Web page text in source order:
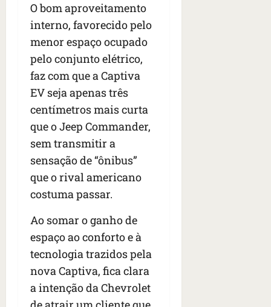
O bom aproveitamento
interno, favorecido pelo
menor espaço ocupado
pelo conjunto elétrico,
faz com que a Captiva
EV seja apenas três
centímetros mais curta
que o Jeep Commander,
sem transmitir a
sensação de “ônibus”
que o rival americano
costuma passar.
Ao somar o ganho de
espaço ao conforto e à
tecnologia trazidos pela
nova Captiva, fica clara
a intenção da Chevrolet